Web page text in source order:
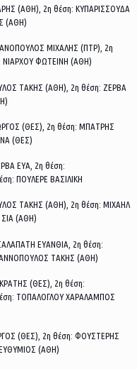
(ΑΘΗ), 2η θέση: ΚΥΠΑΡΙΣΣΟΥΔΑ
(ΑΘΗ)
ΜΙΧΑΛΗΣ (ΠΤΡ), 2η
ΝΙΑΡΧΟΥ ΦΩΤΕΙΝΗ (ΑΘΗ)
ΤΑΚΗΣ (ΑΘΗ), 2η θέση: ΖΕΡΒΑ
(ΘΕΣ), 2η θέση: ΜΠΑΤΡΗΣ
(ΘΕΣ)
ΕΥΑ, 2η θέση:
ΠΟΥΛΕΡΕ ΒΑΣΙΛΙΚΗ
ΤΑΚΗΣ (ΑΘΗ), 2η θέση: ΜΙΧΑΗΛ
(ΑΘΗ)
ΕΥΑΝΘΙΑ, 2η θέση:
ΤΑΚΗΣ (ΑΘΗ)
(ΘΕΣ), 2η θέση:
ΤΟΠΑΛΟΓΛΟΥ ΧΑΡΑΛΑΜΠΟΣ
(ΘΕΣ), 2η θέση: ΦΟΥΣΤΕΡΗΣ
(ΑΘΗ)